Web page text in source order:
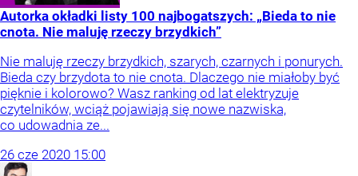
Autorka okładki listy 100 najbogatszych: „Bieda to nie
cnota. Nie maluję rzeczy brzydkich”
Nie maluję rzeczy brzydkich, szarych, czarnych i ponurych.
Bieda czy brzydota to nie cnota. Dlaczego nie miałoby być
pięknie i kolorowo? Wasz ranking od lat elektryzuje
czytelników, wciąż pojawiają się nowe nazwiska,
co udowadnia ze...
26 cze 2020 15:00